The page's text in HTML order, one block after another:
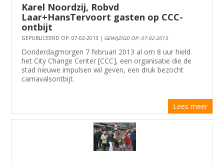
Karel Noordzij, Robvd
Laar+HansTervoort gasten op CCC-
ontbijt
GEPUBLICEERD OP: 07-02-2013 | GEWIJZIGD OP: 07-02-2013
Donderdagmorgen 7 februari 2013 al om 8 uur hield
het City Change Center [CCC], een organisatie die de
stad nieuwe impulsen wil geven, een druk bezocht
carnavalsontbijt.
Lees meer